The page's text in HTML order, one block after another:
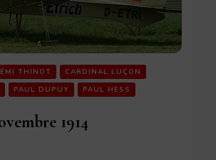
THINOT
CARDINAL LUÇON
PAUL DUPUY PAUL HESS
1914